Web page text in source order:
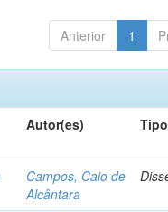
Anterior 1
Autor(es) Tipo
Campos, Caio de
Alcântara